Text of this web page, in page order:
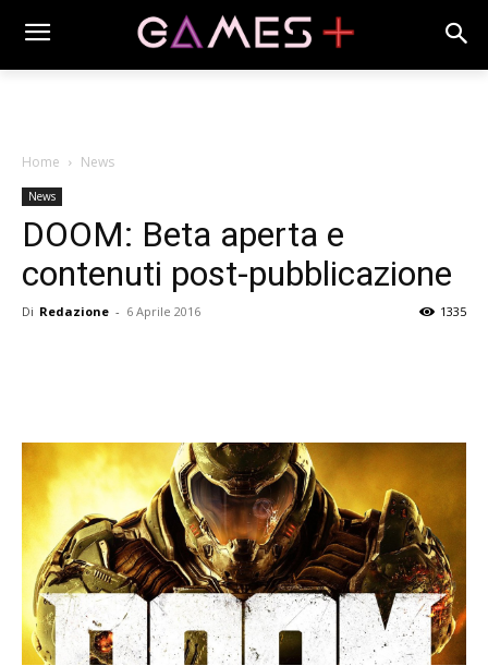
Home News
News
DOOM: Beta aperta e
contenuti post-pubblicazione
Di Redazione - 6 Aprile 2016 1335